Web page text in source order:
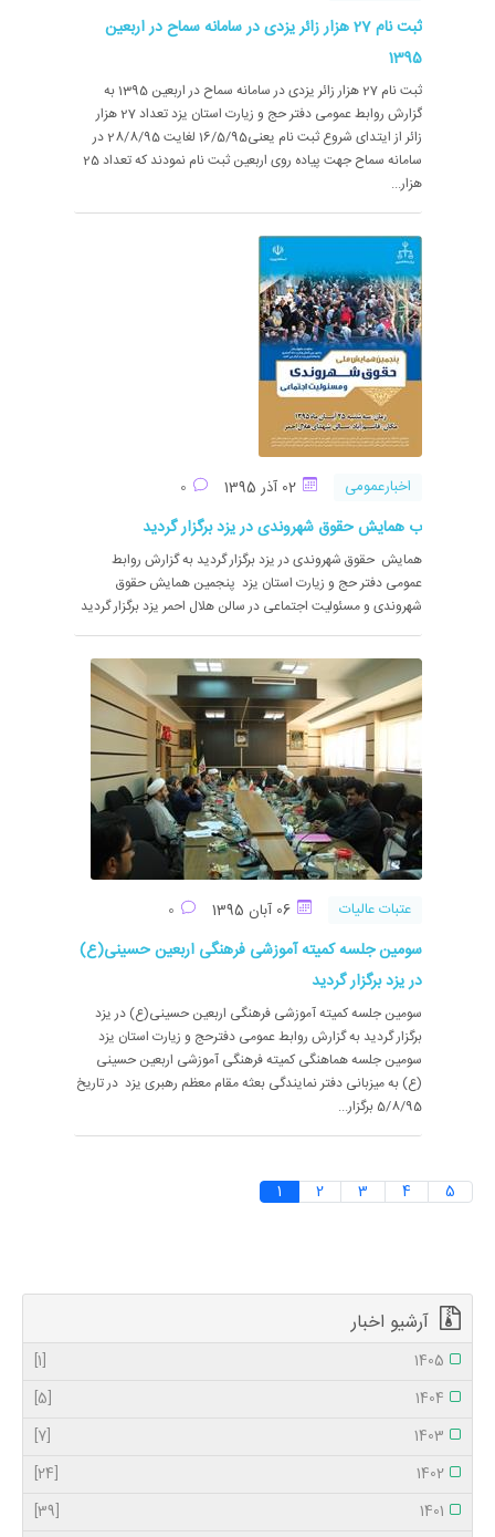
ثبت نام 27 هزار زائر یزدی در سامانه سماح در اربعین
1395
ثبت نام 27 هزار زائر یزدی در سامانه سماح در اربعین 1395 به
گزارش روابط عمومی دفتر حج و زیارت استان یزد تعداد 27 هزار
زائر از ایتدای شروع ثبت نام یعنی16/5/95 لغایت 28/8/95 در
سامانه سماح جهت پیاده روی اربعین ثبت نام نمودند که تعداد 25
هزار...
اخبارعمومی 02 آذر 1395
ب همایش حقوق شهروندی در یزد برگزار گردید
همایش حقوق شهروندی در یزد برگزار گردید به گزارش روابط
عمومی دفتر حج و زیارت استان یزد پنجمین همایش حقوق
شهروندی و مسئولیت اجتماعی در سالن هلال احمر یزد برگزار گردید
عتبات عالیات 06 آبان 1395
سومین جلسه کمیته آموزشی فرهنگی اربعین حسینی(ع)
در یزد برگزار گردید
سومین جلسه کمیته آموزشی فرهنگی اربعین حسینی(ع) در یزد
برگزار گردید به گزارش روابط عمومی دفترحج و زیارت استان یزد
سومین جلسه هماهنگی کمیته فرهنگی آموزشی اربعین حسینی
(ع) به میزبانی دفتر نمایندگی بعثه مقام معظم رهبری یزد در تاریخ
5/8/95 برگزار...
1 2 3 4 5
آرشیو اخبار
1405
[1]
1404
[5]
1403
[7]
1402
[24]
1401
[39]